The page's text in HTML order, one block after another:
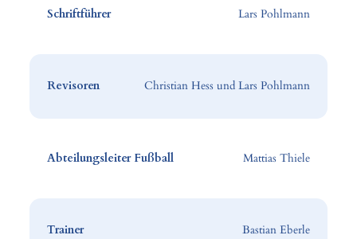
Schriftführer Lars Pohlmann
Revisoren Christian Hess und Lars Pohlmann
Abteilungsleiter Fußball Mattias Thiele
Trainer Bastian Eberle